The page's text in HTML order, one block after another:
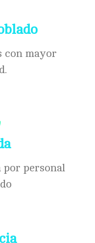
con mayor
por personal